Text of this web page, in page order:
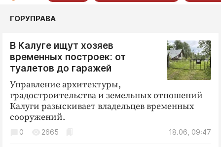
РУБРИКИ
Новости компаний
Статьи
Авто и транспорт
Благоустройство
Криминал
Культура
ГОРУПРАВА
В Калуге ищут хозяев
временных построек: от
туалетов до гаражей
Управление архитектуры,
градостроительства и земельных отношений
Калуги разыскивает владельцев временных
сооружений.
18.06, 09:47
0 2665